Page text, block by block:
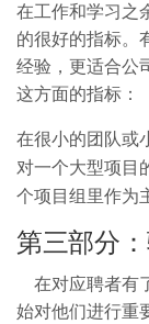
在工作和学习之
的很好的指标。
经验，更适合公
这方面的指标：
在很小的团队或
对一个大型项目
个项目组里作为
第三部分
在对应聘者有
始对他们进行重